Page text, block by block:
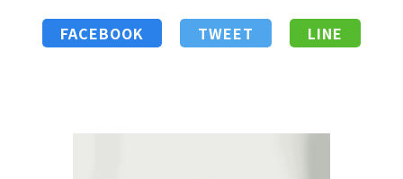
FACEBOOK TWEET LINE